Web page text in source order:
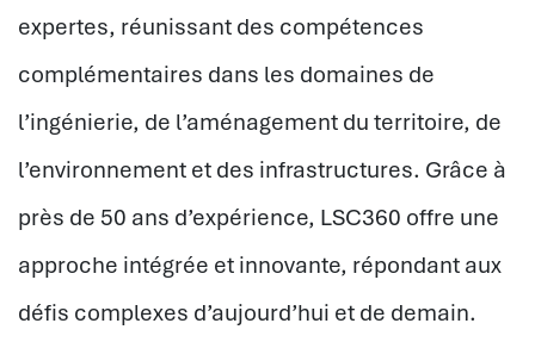
expertes, réunissant des compétences
complémentaires dans les domaines de
l’ingénierie, de l’aménagement du territoire, de
l’environnement et des infrastructures. Grâce à
près de 50 ans d’expérience, LSC360 offre une
approche intégrée et innovante, répondant aux
défis complexes d’aujourd’hui et de demain.